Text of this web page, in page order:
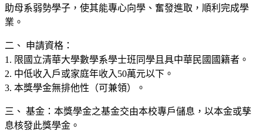
助母系弱勢學子，使其能專心向學、奮發進取，順利完成學
業。
二、 申請資格：
1. 限國立清華大學數學系學士班同學且具中華民國國籍者。
2. 中低收入戶或家庭年收入50萬元以下。
3. 本獎學金無排他性（可兼領）。
三、 基金：本獎學金之基金交由本校專戶儲息，以本金或孳
息核發此獎學金。